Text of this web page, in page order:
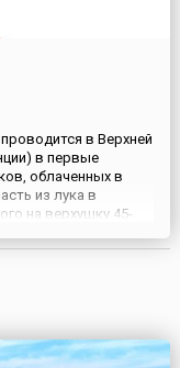
в Верхней
в первые
облаченных в
из лука в
на верхушку 45-
берет свое начало в